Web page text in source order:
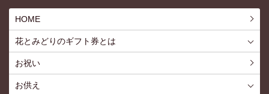
HOME
花とみどりのギフト券とは
お祝い
お供え